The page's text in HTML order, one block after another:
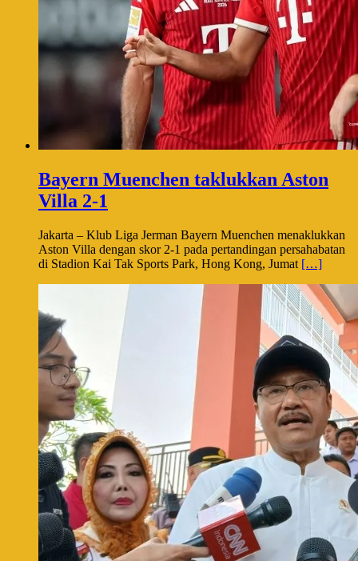
Bayern Muenchen taklukkan Aston
Villa 2-1
Jakarta – Klub Liga Jerman Bayern Muenchen menaklukkan
Aston Villa dengan skor 2-1 pada pertandingan persahabatan
di Stadion Kai Tak Sports Park, Hong Kong, Jumat […]